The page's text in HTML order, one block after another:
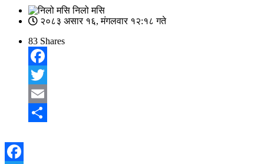
निलो मसि
२०८३ असार १६, मंगलवार १२:१८ गते
83 Shares
Facebook
Twitter
Email